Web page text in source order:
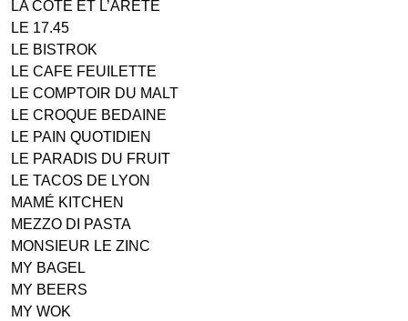
LA CÔTE ET L’ARÊTE
LE 17.45
LE BISTROK
LE CAFE FEUILETTE
LE COMPTOIR DU MALT
LE CROQUE BEDAINE
LE PAIN QUOTIDIEN
LE PARADIS DU FRUIT
LE TACOS DE LYON
MAMÉ KITCHEN
MEZZO DI PASTA
MONSIEUR LE ZINC
MY BAGEL
MY BEERS
MY WOK